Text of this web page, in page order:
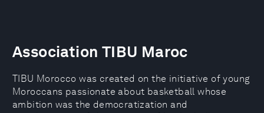
Association TIBU Maroc
TIBU Morocco was created on the initiative of young
Moroccans passionate about basketball whose
ambition was the democratization and